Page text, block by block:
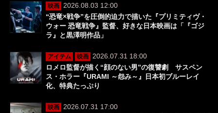
映画
2026.08.03 12:00
“恐竜×戦争”を圧倒的迫力で描いた『プリミティヴ・
ウォー 恐竜戦争』監督、好きな日本映画は「『ゴジ
ラ』と黒澤明作品」
アイテム 映画
2026.07.31 18:00
ロメロ監督が描く“顔のない男”の復讐劇 サスペン
ス・ホラー『URAMI ～怨み～』日本初ブルーレイ
化、特典たっぷり
映画
2026.07.31 17:00